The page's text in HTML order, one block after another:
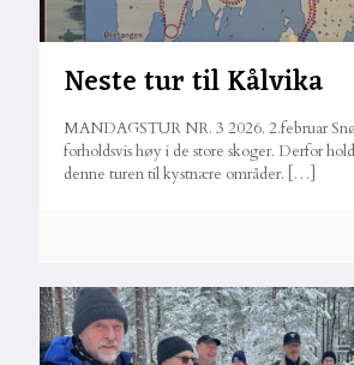
Neste tur til Kålvika
MANDAGSTUR NR. 3 2026. 2.februar
forholdsvis høy i de store skoger. Derfor
denne turen til kystnære områder. […]